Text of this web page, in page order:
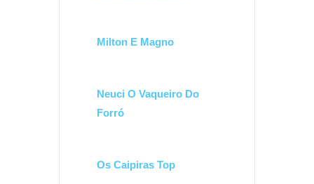
Milton E Magno
Neuci O Vaqueiro Do
Forró
Os Caipiras Top